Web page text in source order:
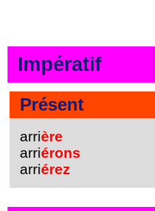
Impératif
Présent
arrière
arriérons
arriérez